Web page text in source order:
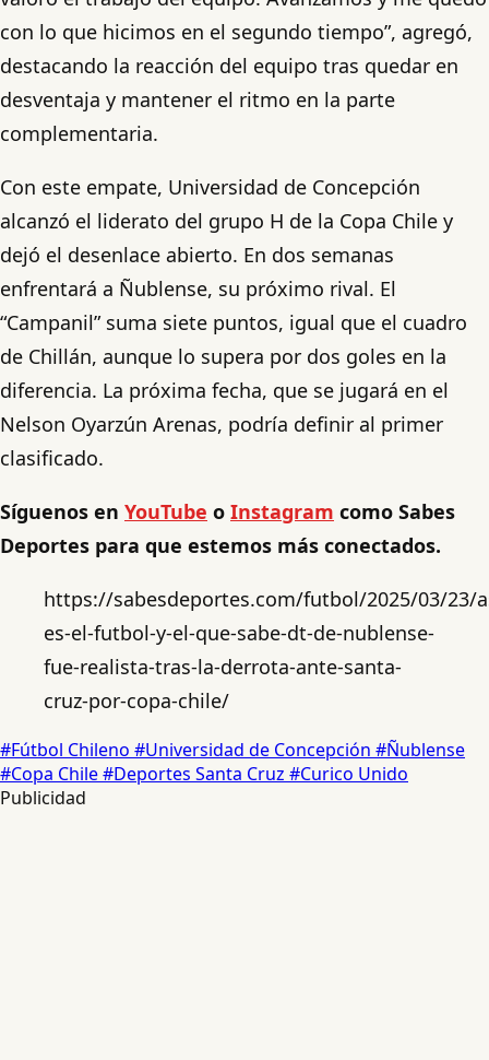
con lo que hicimos en el segundo tiempo”, agregó,
destacando la reacción del equipo tras quedar en
desventaja y mantener el ritmo en la parte
complementaria.
Con este empate, Universidad de Concepción
alcanzó el liderato del grupo H de la Copa Chile y
dejó el desenlace abierto. En dos semanas
enfrentará a Ñublense, su próximo rival. El
“Campanil” suma siete puntos, igual que el cuadro
de Chillán, aunque lo supera por dos goles en la
diferencia. La próxima fecha, que se jugará en el
Nelson Oyarzún Arenas, podría definir al primer
clasificado.
Síguenos en YouTube o Instagram como Sabes
Deportes para que estemos más conectados.
https://sabesdeportes.com/futbol/2025/03/23/
es-el-futbol-y-el-que-sabe-dt-de-nublense-
fue-realista-tras-la-derrota-ante-santa-
cruz-por-copa-chile/
#Fútbol Chileno #Universidad de Concepción #Ñublense
#Copa Chile#Deportes Santa Cruz #Curico Unido
Publicidad